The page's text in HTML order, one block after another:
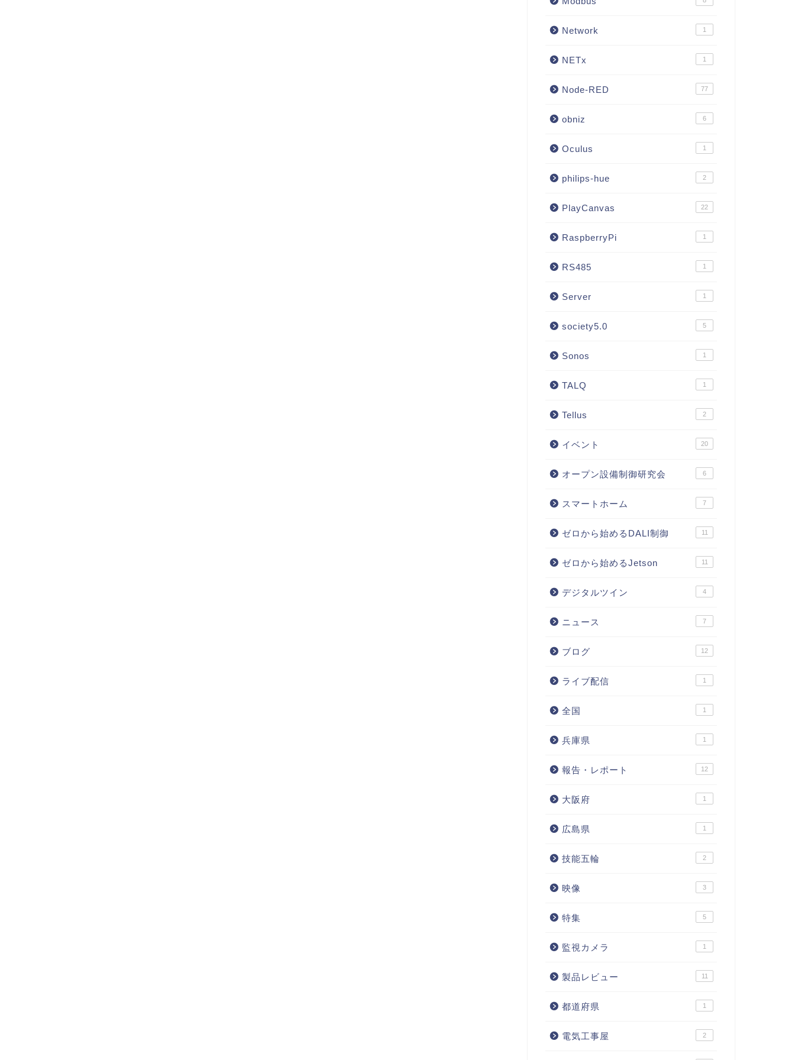
Network 1
NETx 1
Node-RED 77
obniz 6
Oculus 1
philips-hue 2
PlayCanvas 22
RaspberryPi 1
RS485 1
Server 1
society5.0 5
Sonos 1
TALQ 1
Tellus 2
イベント 20
オープン設備制御研究会 6
スマートホーム 7
ゼロから始めるDALI制御 11
ゼロから始めるJetson 11
デジタルツイン 4
ニュース 7
ブログ 12
ライブ配信 1
全国 1
兵庫県 1
報告・レポート 12
大阪府 1
広島県 1
技能五輪 2
映像 3
特集 5
監視カメラ 1
製品レビュー 11
都道府県 1
電気工事屋 2